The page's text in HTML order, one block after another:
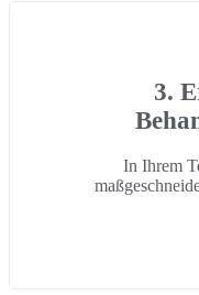
3.
In Ihrem